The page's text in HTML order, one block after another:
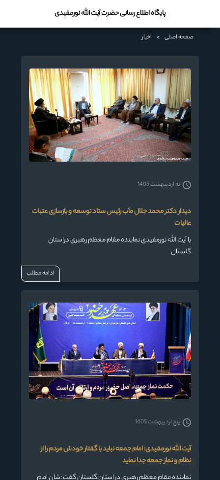
پایگاه اطلاع رسانی حضرت آیت الله نورمفیدی
صفحه اصلی > اخبار
دیدار دکتر محمد جلال مآب رئیس ستاد توسعه و بازسازی عتبات
عالیات
با آیت الله نورمفیدی نماینده مقام معظم رهبری دراستان
گلستان
نه اردیبهشت 1405
ادامه مطلب
آیت الله نورمفیدی: امام جمعه نباید با گفتار خودش مردم را از
نظام و نماز جمعه جدا نماید
پنج اردیبهشت 1405